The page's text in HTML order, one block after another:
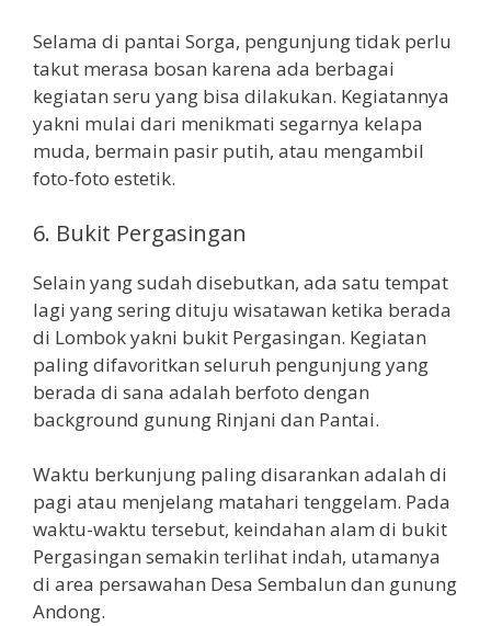
Selama di pantai Sorga, pengunjung tidak perlu
takut merasa bosan karena ada berbagai
kegiatan seru yang bisa dilakukan. Kegiatannya
yakni mulai dari menikmati segarnya kelapa
muda, bermain pasir putih, atau mengambil
foto-foto estetik.
6. Bukit Pergasingan
Selain yang sudah disebutkan, ada satu tempat
lagi yang sering dituju wisatawan ketika berada
di Lombok yakni bukit Pergasingan. Kegiatan
paling difavoritkan seluruh pengunjung yang
berada di sana adalah berfoto dengan
background gunung Rinjani dan Pantai.
Waktu berkunjung paling disarankan adalah di
pagi atau menjelang matahari tenggelam. Pada
waktu-waktu tersebut, keindahan alam di bukit
Pergasingan semakin terlihat indah, utamanya
di area persawahan Desa Sembalun dan gunung
Andong.